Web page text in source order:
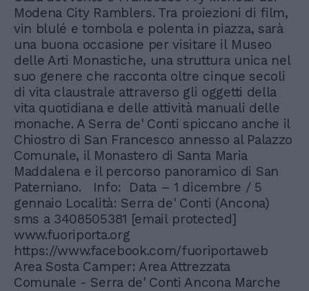
Modena City Ramblers. Tra proiezioni di film,
vin blulé e tombola e polenta in piazza, sarà
una buona occasione per visitare il Museo
delle Arti Monastiche, una struttura unica nel
suo genere che racconta oltre cinque secoli
di vita claustrale attraverso gli oggetti della
vita quotidiana e delle attività manuali delle
monache. A Serra de' Conti spiccano anche il
Chiostro di San Francesco annesso al Palazzo
Comunale, il Monastero di Santa Maria
Maddalena e il percorso panoramico di San
Paterniano. Info: Data – 1 dicembre / 5
gennaio Località: Serra de' Conti (Ancona)
sms a 3408505381 [email protected]
www.fuoriporta.org
https://www.facebook.com/fuoriportaweb
Area Sosta Camper: Area Attrezzata
Comunale - Serra de' Conti Ancona Marche